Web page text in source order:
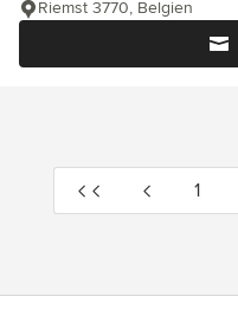
Riemst 3770, Belgien
1